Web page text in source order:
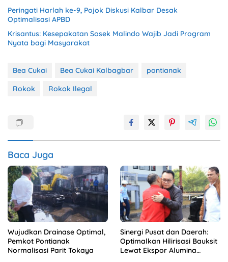
Peringati Harlah ke-9, Pojok Diskusi Kalbar Desak
Optimalisasi APBD
Krisantus: Kesepakatan Sosek Malindo Wajib Jadi Program
Nyata bagi Masyarakat
Bea Cukai Bea Cukai Kalbagbar
pontianak
Rokok
Rokok Ilegal
Baca Juga
Wujudkan Drainase Optimal,
Pemkot Pontianak
Normalisasi Parit Tokaya
Sinergi Pusat dan Daerah:
Optimalkan Hilirisasi Bauksit
Lewat Ekspor Alumina